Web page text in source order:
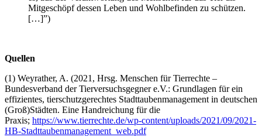
Mitgeschöpf dessen Leben und Wohlbefinden zu schützen.
[…]”)
Quellen
(1) Weyrather, A. (2021, Hrsg. Menschen für Tierrechte –
Bundesverband der Tierversuchsgegner e.V.: Grundlagen für ein
effizientes, tierschutzgerechtes Stadttaubenmanagement in deutschen
(Groß)Städten. Eine Handreichung für die
Praxis; https://www.tierrechte.de/wp-content/uploads/2021/09/2021-
HB-Stadttaubenmanagement_web.pdf